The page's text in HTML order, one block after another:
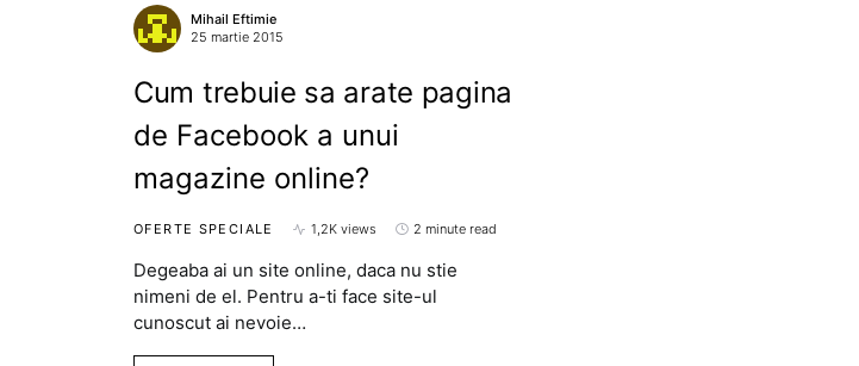
Mihail Eftimie
25 martie 2015
Cum trebuie sa arate pagina
de Facebook a unui
magazine online?
OFERTE SPECIALE 1,2K views 2 minute read
Degeaba ai un site online, daca nu stie
nimeni de el. Pentru a-ti face site-ul
cunoscut ai nevoie…